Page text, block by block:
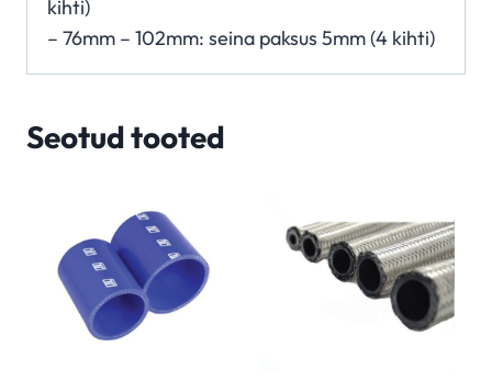
kihti)
– 76mm – 102mm: seina paksus 5mm (4 kihti)
Seotud tooted